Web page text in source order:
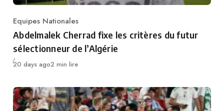
Category
Equipes Nationales
Abdelmalek Cherrad fixe les critères du futur
sélectionneur de l’Algérie
Publié
20 days ago2 min lire